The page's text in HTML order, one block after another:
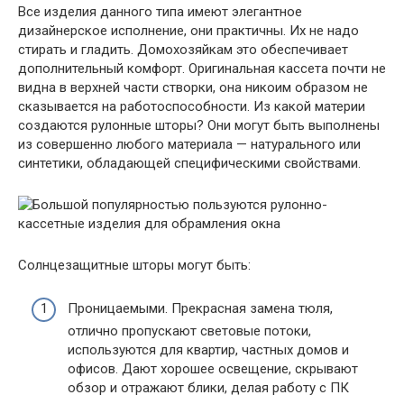
Все изделия данного типа имеют элегантное
дизайнерское исполнение, они практичны. Их не надо
стирать и гладить. Домохозяйкам это обеспечивает
дополнительный комфорт. Оригинальная кассета почти не
видна в верхней части створки, она никоим образом не
сказывается на работоспособности. Из какой материи
создаются рулонные шторы? Они могут быть выполнены
из совершенно любого материала — натурального или
синтетики, обладающей специфическими свойствами.
Солнцезащитные шторы могут быть:
Проницаемыми. Прекрасная замена тюля,
отлично пропускают световые потоки,
используются для квартир, частных домов и
офисов. Дают хорошее освещение, скрывают
обзор и отражают блики, делая работу с ПК